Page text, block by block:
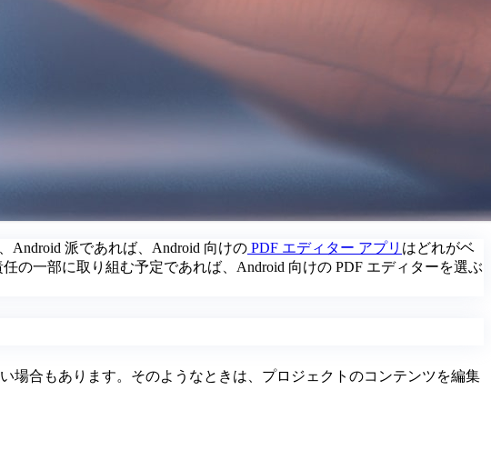
Android 派であれば、Android 向けの PDF エディター アプリ はどれがベ
の一部に取り組む予定であれば、Android 向けの PDF エディターを選ぶ
場合もあります。そのようなときは、プロジェクトのコンテンツを編集